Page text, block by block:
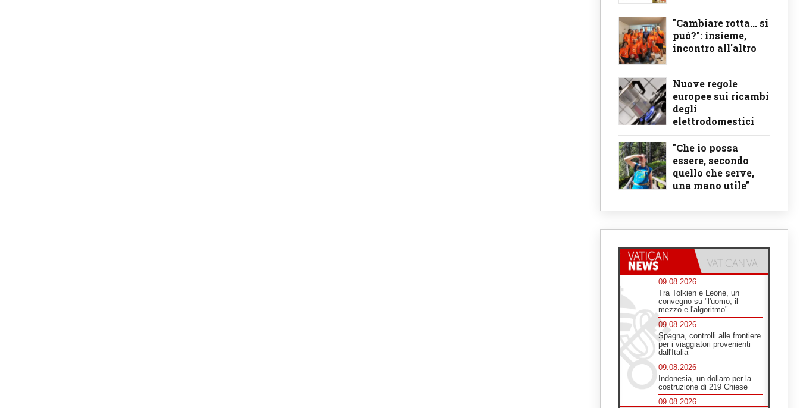
"Cambiare rotta... si
può?": insieme,
incontro all'altro
Nuove regole
europee sui ricambi
degli
elettrodomestici
"Che io possa
essere, secondo
quello che serve,
una mano utile"
09.08.2026
Tra Tolkien e Leone, un
convegno su "l'uomo, il
mezzo e l'algoritmo"
09.08.2026
Spagna, controlli alle frontiere
per i viaggiatori provenienti
dall'Italia
09.08.2026
Indonesia, un dollaro per la
costruzione di 219 Chiese
09.08.2026